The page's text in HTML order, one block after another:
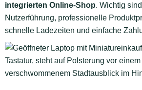
integrierten Online-Shop. Wichtig
Nutzerführung, professionelle
schnelle Ladezeiten und einfache